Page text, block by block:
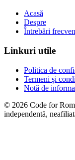
Acasă
Despre
Întrebări
Linkuri utile
Politica de
Termeni și
Notă de
© 2026 Code for
independentă,